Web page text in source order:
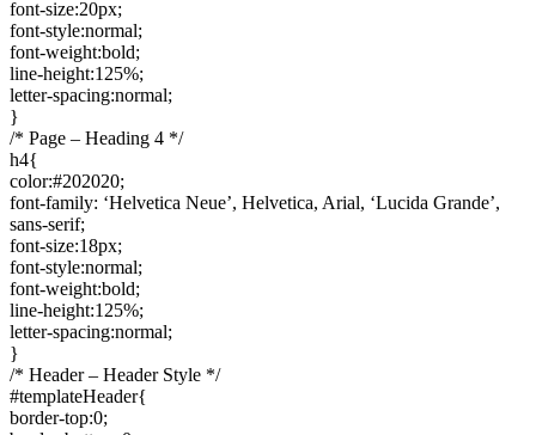
font-size:20px;
font-style:normal;
font-weight:bold;
line-height:125%;
letter-spacing:normal;
}
/* Page – Heading 4 */
h4{
color:#202020;
font-family: ‘Helvetica Neue’, Helvetica, Arial, ‘Lucida Grande’,
sans-serif;
font-size:18px;
font-style:normal;
font-weight:bold;
line-height:125%;
letter-spacing:normal;
}
/* Header – Header Style */
#templateHeader{
border-top:0;